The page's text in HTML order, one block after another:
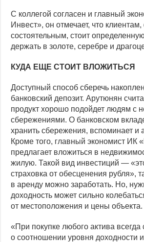
С коллегой согласен и главный
Инвест», он отмечает, что
состоятельным, стоит
держать в золоте, серебре и
КУДА ЕЩЕ СТОИТ ВЛОЖИТЬСЯ
Доступный способ сберечь
банковский депозит. Арутюнян
продукт хорошо подойдет людям с
сбережениями. О банковском
хранить сбережения, вспоминает и
Кроме того, главный экономист ИК
предлагает вложиться в
жилую. Такой вид инвестиций —
страховка от обесценения рубля»,
в аренду можно заработать. Но,
доходность может сильно
от местоположения и цены объекта.
«При покупке любого актива всегда
о соотношении уровня доходности